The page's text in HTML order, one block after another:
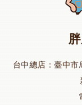
台中總店
臺中市